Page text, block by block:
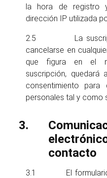
la hora de registro
dirección IP utilizada
2.5 La
cancelarse en
que figura en el
suscripción, quedará
consentimiento
personales tal y como
contacto
3.1 El formulario